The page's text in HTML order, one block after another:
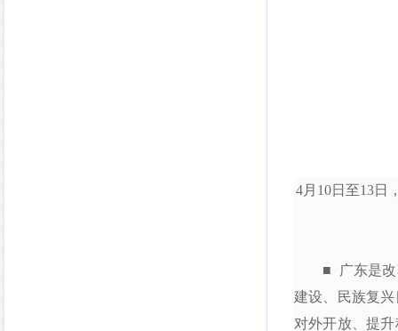
4月10日至13日
■ 广东是改革
建设、民族复
对外开放、提